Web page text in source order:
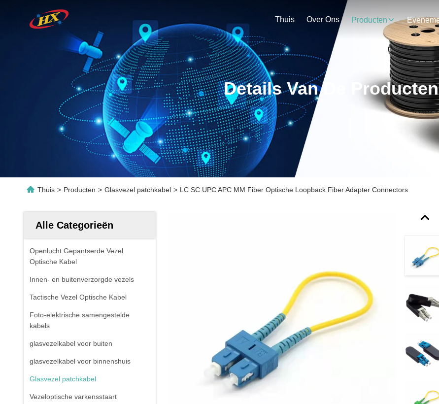
Thuis Over Ons Producten
Details Van De Producten
Thuis > Producten > Glasvezel patchkabel > LC SC UPC APC MM Fiber Optische Loopback Fiber Adapter Connectors
Alle Categorieën
Openlucht Gepantserde Vezel
Optische Kabel
Innen- en buitenverzorgde vezels
Tactische Vezel Optische Kabel
Foto-elektrische samengestelde
kabels
glasvezelkabel voor buiten
glasvezelkabel voor binnenshuis
Glasvezel patchkabel
Vezeloptische varkensstaart